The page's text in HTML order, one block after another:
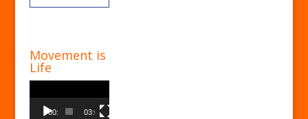
Movement is
Life
Player
00:00 03:00